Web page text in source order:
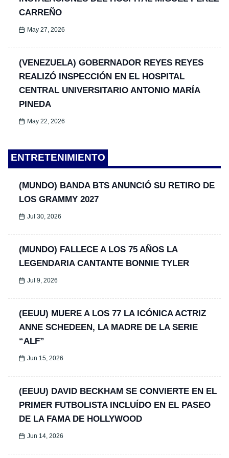
CARREÑO
May 27, 2026
(VENEZUELA) GOBERNADOR REYES REYES
REALIZÓ INSPECCIÓN EN EL HOSPITAL
CENTRAL UNIVERSITARIO ANTONIO MARÍA
PINEDA
May 22, 2026
ENTRETENIMIENTO
(MUNDO) BANDA BTS ANUNCIÓ SU RETIRO DE
LOS GRAMMY 2027
Jul 30, 2026
(MUNDO) FALLECE A LOS 75 AÑOS LA
LEGENDARIA CANTANTE BONNIE TYLER
Jul 9, 2026
(EEUU) MUERE A LOS 77 LA ICÓNICA ACTRIZ
ANNE SCHEDEEN, LA MADRE DE LA SERIE
“ALF”
Jun 15, 2026
(EEUU) DAVID BECKHAM SE CONVIERTE EN EL
PRIMER FUTBOLISTA INCLUÍDO EN EL PASEO
DE LA FAMA DE HOLLYWOOD
Jun 14, 2026